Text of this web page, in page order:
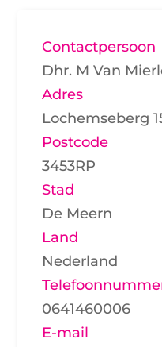
Contactpersoon
Dhr. M Van
Adres
Lochemseberg
Postcode
3453RP
Stad
De Meern
Land
Nederland
0641460006
E-mail